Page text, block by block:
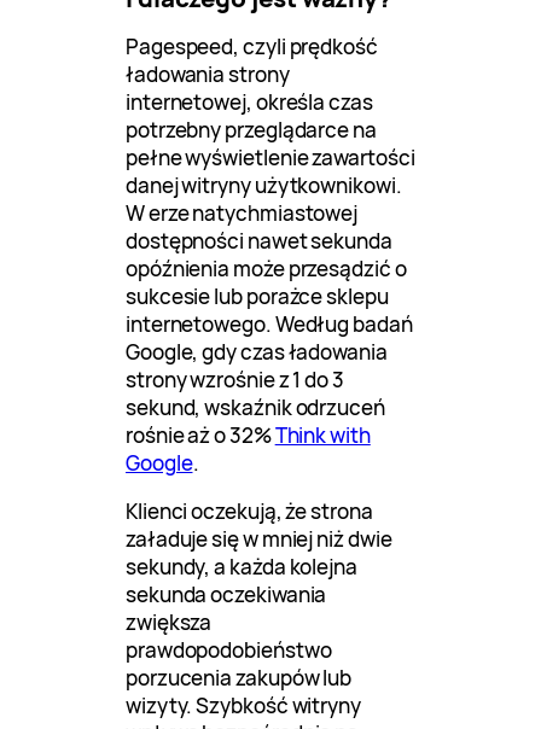
Pagespeed, czyli prędkość
ładowania strony
internetowej, określa czas
potrzebny przeglądarce na
pełne wyświetlenie zawartości
danej witryny użytkownikowi.
W erze natychmiastowej
dostępności nawet sekunda
opóźnienia może przesądzić o
sukcesie lub porażce sklepu
internetowego. Według badań
Google, gdy czas ładowania
strony wzrośnie z 1 do 3
sekund, wskaźnik odrzuceń
rośnie aż o 32%Think with
Google.
Klienci oczekują, że strona
załaduje się w mniej niż dwie
sekundy, a każda kolejna
sekunda oczekiwania
zwiększa
prawdopodobieństwo
porzucenia zakupów lub
wizyty. Szybkość witryny